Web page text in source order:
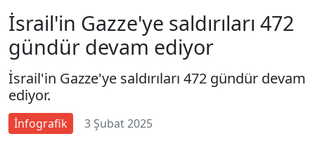
İsrail'in Gazze'ye saldırıları 472
gündür devam ediyor
İsrail'in Gazze'ye saldırıları 472 gündür devam
ediyor.
İnfografik 3 Şubat 2025